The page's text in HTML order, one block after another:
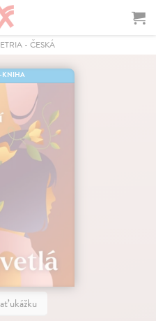
- ČESKÁ
KNIHA
ukážku